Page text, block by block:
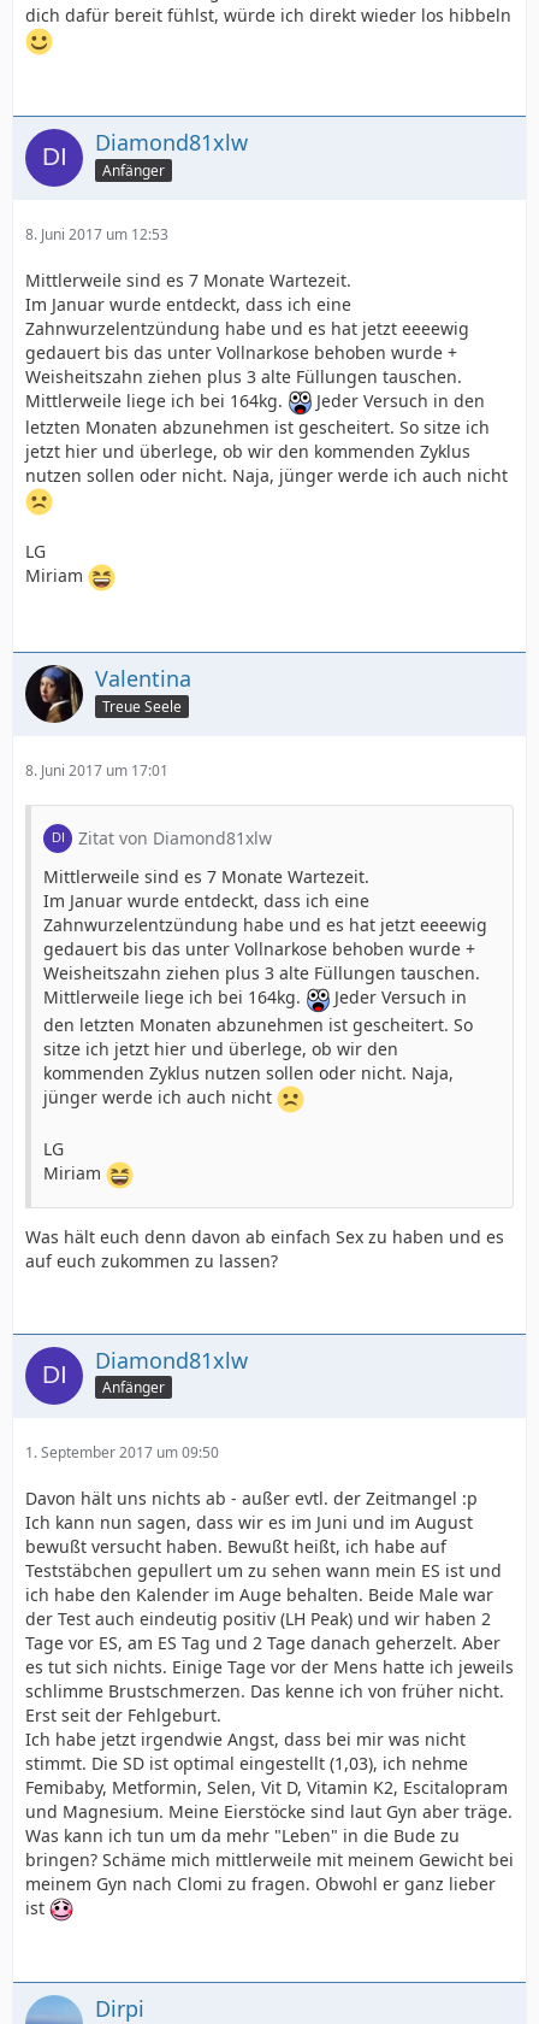
dich dafür bereit fühlst, würde ich direkt wieder los hibbeln
Diamond81xlw
Anfänger
8. Juni 2017 um 12:53
Mittlerweile sind es 7 Monate Wartezeit.
Im Januar wurde entdeckt, dass ich eine
Zahnwurzelentzündung habe und es hat jetzt eeeewig
gedauert bis das unter Vollnarkose behoben wurde +
Weisheitszahn ziehen plus 3 alte Füllungen tauschen.
Mittlerweile liege ich bei 164kg.
Jeder Versuch in den
letzten Monaten abzunehmen ist gescheitert. So sitze ich
jetzt hier und überlege, ob wir den kommenden Zyklus
nutzen sollen oder nicht. Naja, jünger werde ich auch nicht
LG
Miriam
Valentina
Treue Seele
8. Juni 2017 um 17:01
Zitat von Diamond81xlw
Mittlerweile sind es 7 Monate Wartezeit.
Im Januar wurde entdeckt, dass ich eine
Zahnwurzelentzündung habe und es hat jetzt eeeewig
gedauert bis das unter Vollnarkose behoben wurde +
Weisheitszahn ziehen plus 3 alte Füllungen tauschen.
Mittlerweile liege ich bei 164kg.
Jeder Versuch in
den letzten Monaten abzunehmen ist gescheitert. So
sitze ich jetzt hier und überlege, ob wir den
kommenden Zyklus nutzen sollen oder nicht. Naja,
jünger werde ich auch nicht
LG
Miriam
Was hält euch denn davon ab einfach Sex zu haben und es
auf euch zukommen zu lassen?
Diamond81xlw
Anfänger
1. September 2017 um 09:50
Davon hält uns nichts ab - außer evtl. der Zeitmangel :p
Ich kann nun sagen, dass wir es im Juni und im August
bewußt versucht haben. Bewußt heißt, ich habe auf
Teststäbchen gepullert um zu sehen wann mein ES ist und
ich habe den Kalender im Auge behalten. Beide Male war
der Test auch eindeutig positiv (LH Peak) und wir haben 2
Tage vor ES, am ES Tag und 2 Tage danach geherzelt. Aber
es tut sich nichts. Einige Tage vor der Mens hatte ich jeweils
schlimme Brustschmerzen. Das kenne ich von früher nicht.
Erst seit der Fehlgeburt.
Ich habe jetzt irgendwie Angst, dass bei mir was nicht
stimmt. Die SD ist optimal eingestellt (1,03), ich nehme
Femibaby, Metformin, Selen, Vit D, Vitamin K2, Escitalopram
und Magnesium. Meine Eierstöcke sind laut Gyn aber träge.
Was kann ich tun um da mehr "Leben" in die Bude zu
bringen? Schäme mich mittlerweile mit meinem Gewicht bei
meinem Gyn nach Clomi zu fragen. Obwohl er ganz lieber
ist
Dirpi